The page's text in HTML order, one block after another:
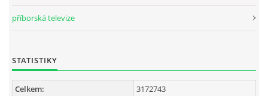
příborská televize
STATISTIKY
Celkem: 3172743